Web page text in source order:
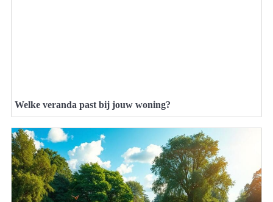
Welke veranda past bij jouw woning?